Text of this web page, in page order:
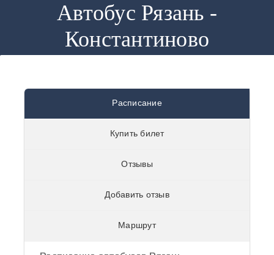
Автобус Рязань -
Константиново
Расписание
Купить билет
Отзывы
Добавить отзыв
Маршрут